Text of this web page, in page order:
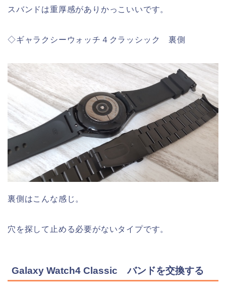
スバンドは重厚感がありかっこいいです。
◇ギャラクシーウォッチ４クラッシック 裏側
裏側はこんな感じ。
穴を探して止める必要がないタイプです。
Galaxy Watch4 Classic バンドを交換する